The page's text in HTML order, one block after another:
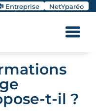
Entreprise NetYparéo
t-il ?